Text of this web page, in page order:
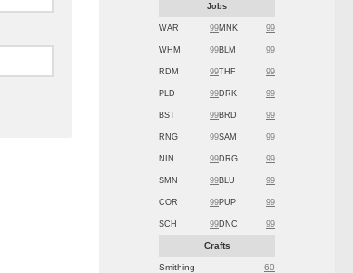
Jobs
WAR 99MNK 99
WHM 99BLM 99
RDM 99THF 99
PLD 99DRK 99
BST 99BRD 99
RNG 99SAM 99
NIN 99DRG 99
SMN 99BLU 99
COR 99PUP 99
SCH 99DNC 99
Crafts
Smithing 60